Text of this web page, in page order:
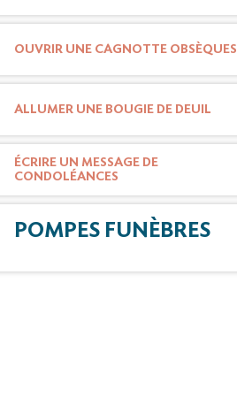
OUVRIR UNE CAGNOTTE OBSÈQUES
ALLUMER UNE BOUGIE DE DEUIL
ÉCRIRE UN MESSAGE DE
CONDOLÉANCES
POMPES FUNÈBRES